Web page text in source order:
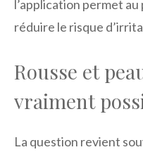
l’application permet
réduire le risque
Rousse et
vraiment
La question revient